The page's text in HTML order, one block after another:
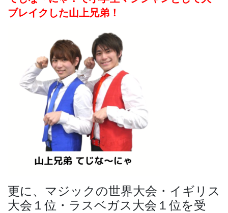
ブレイクした山上兄弟！
更に、マジックの世界大会・イギリス
大会１位・ラスベガス大会１位を受